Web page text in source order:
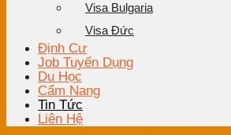
Visa Bulgaria
Visa Đức
Định Cư
Job Tuyển Dụng
Du Học
Cẩm Nang
Tin Tức
Liên Hệ